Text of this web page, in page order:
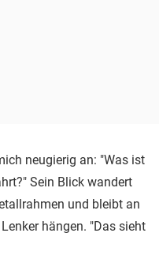
neugierig an: "Was ist
Sein Blick wandert
und bleibt an
hängen. "Das sieht